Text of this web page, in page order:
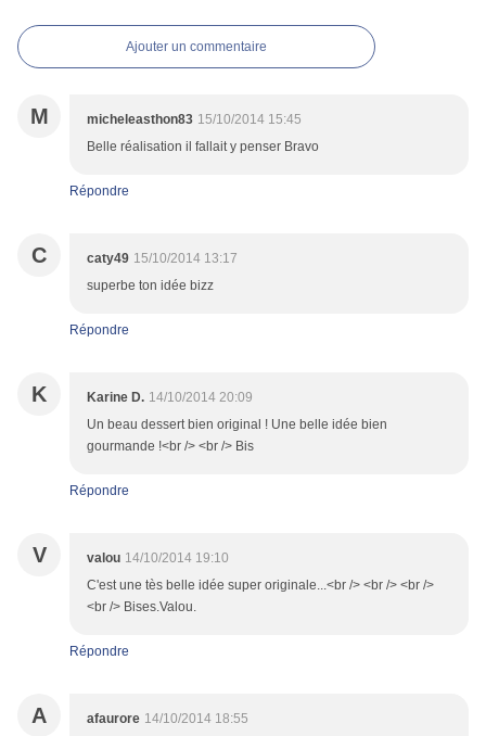
Ajouter un commentaire
M micheleasthon83 15/10/2014 15:45
Belle réalisation il fallait y penser Bravo
Répondre
C caty49 15/10/2014 13:17
superbe ton idée bizz
Répondre
K Karine D. 14/10/2014 20:09
Un beau dessert bien original ! Une belle idée bien
gourmande !<br /> <br /> Bis
Répondre
V valou 14/10/2014 19:10
C'est une tès belle idée super originale...<br /> <br /> <br />
<br /> Bises.Valou.
Répondre
A afaurore 14/10/2014 18:55